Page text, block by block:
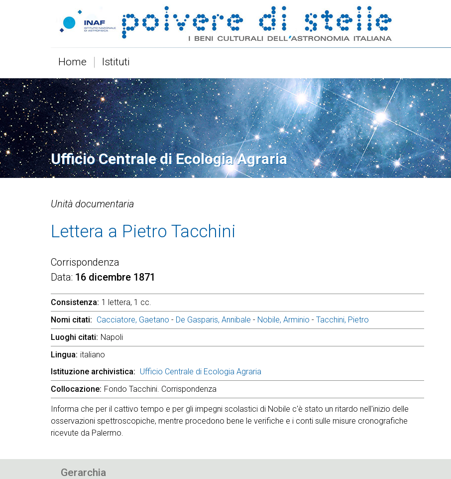
Home Istituti
Ufficio Centrale di Ecologia Agraria
Unità documentaria
Lettera a Pietro Tacchini
Corrispondenza
Data 16 dicembre 1871
Consistenza 1 lettera, 1 cc.
Nomi citati
Cacciatore, Gaetano - De Gasparis, Annibale - Nobile, Arminio - Tacchini, Pietro
Luoghi citati Napoli
Lingua italiano
Istituzione archivistica
Ufficio Centrale di Ecologia Agraria
Collocazione Fondo Tacchini. Corrispondenza
Informa che per il cattivo tempo e per gli impegni scolastici di Nobile c'è stato un ritardo nell'inizio delle
osservazioni spettroscopiche, mentre procedono bene le verifiche e i conti sulle misure cronografiche
ricevute da Palermo.
Gerarchia